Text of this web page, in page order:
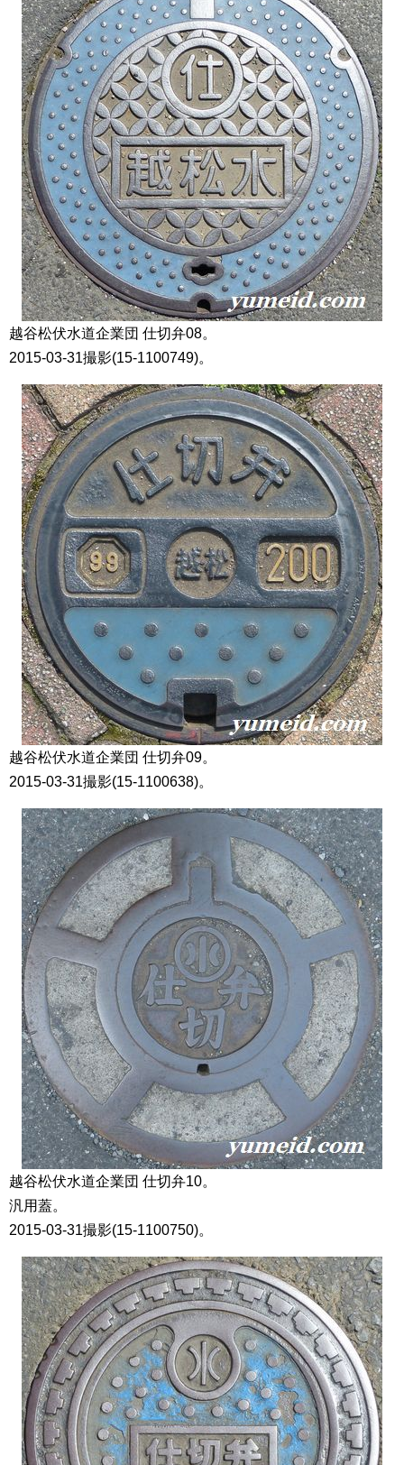
越谷松伏水道企業団 仕切弁08。
2015-03-31撮影(15-1100749)。
越谷松伏水道企業団 仕切弁09。
2015-03-31撮影(15-1100638)。
越谷松伏水道企業団 仕切弁10。
汎用蓋。
2015-03-31撮影(15-1100750)。